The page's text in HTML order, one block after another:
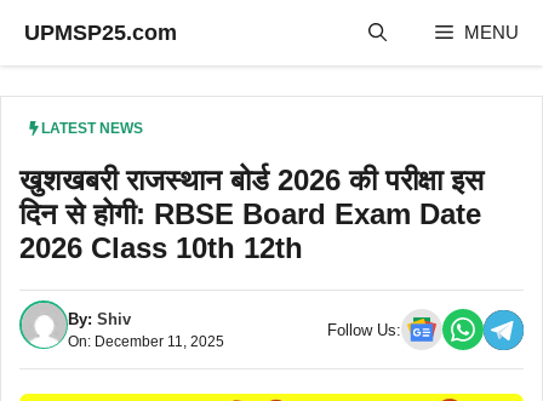
UPMSP25.com MENU
LATEST NEWS
खुशखबरी राजस्थान बोर्ड 2026 की परीक्षा इस
दिन से होगी: RBSE Board Exam Date
2026 Class 10th 12th
By: Shiv
On: December 11, 2025
Follow Us: